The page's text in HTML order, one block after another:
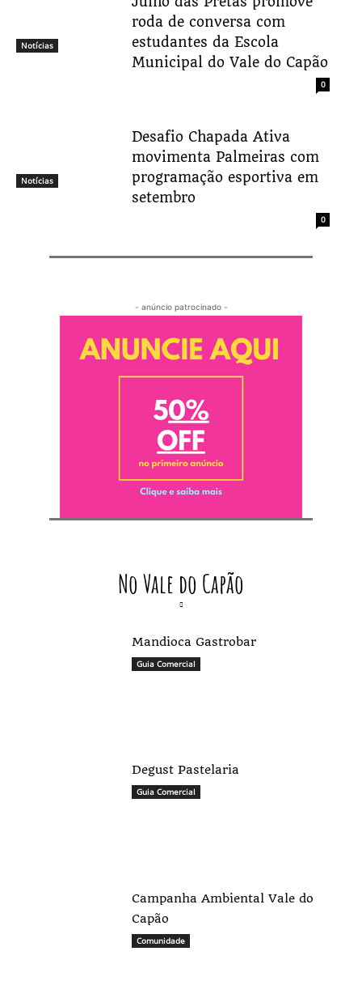
Notícias
roda de conversa com
estudantes da Escola
Municipal do Vale do Capão
0
Notícias
Desafio Chapada Ativa
movimenta Palmeiras com
programação esportiva em
setembro
0
- anúncio patrocinado -
No Vale do Capão
Mandioca Gastrobar
Guia Comercial
Degust Pastelaria
Guia Comercial
Campanha Ambiental Vale do
Capão
Comunidade